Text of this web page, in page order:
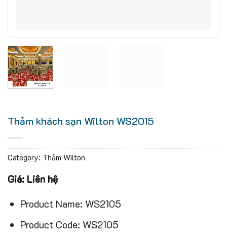
Thảm khách sạn Wilton WS2015
Category: Thảm Wilton
Giá: Liên hệ
Product Name: WS2105
Product Code: WS2105